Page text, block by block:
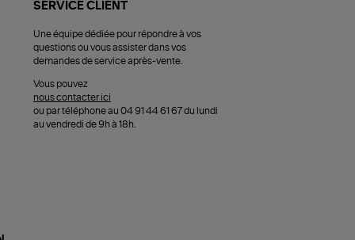
SERVICE CLIENT
Une équipe dédiée pour répondre à vos
questions ou vous assister dans vos
demandes de service après-vente.
Vous pouvez
nous contacter ici
ou par téléphone au 04 91 44 61 67 du lundi
au vendredi de 9h à 18h.